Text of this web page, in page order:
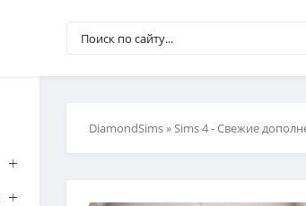
DiamondSims»Sims 4 - Свежие